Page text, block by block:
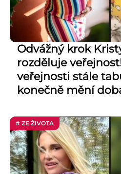
Odvážný krok
rozděluje
veřejnosti stále
konečně mění
# ZE ŽIVOTA